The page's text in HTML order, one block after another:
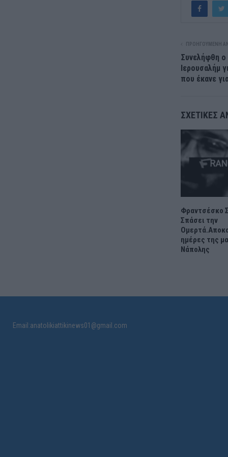
ΠΡΟΗΓΟΎΜΕΝΗ
Συνελήφθη
Ιερουσαλήμ
που έκανε
ΣΧΕΤΙΚΈΣ
Φραντσέσκο
Σπάσει την
ημέρες της
Νάπολης
Email:anatolikiattikinews01@gmail.com